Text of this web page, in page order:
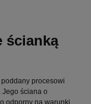
ścianką
poddany procesowi
ściana o
odporny na warunki